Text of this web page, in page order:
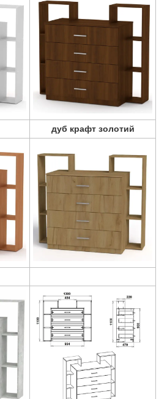
дуб крафт золотий